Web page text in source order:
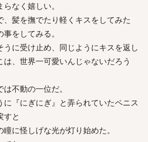
なく嬉しい。
、髪を撫でたり軽くキスをしてみた
をしてみる。
うに受け止め、同じようにキスを返し
は、世界一可愛いんじゃないだろう
不動の一位だ。
に『にぎにぎ』と弄られていたペニス
すと
に怪しげな光が灯り始めた。